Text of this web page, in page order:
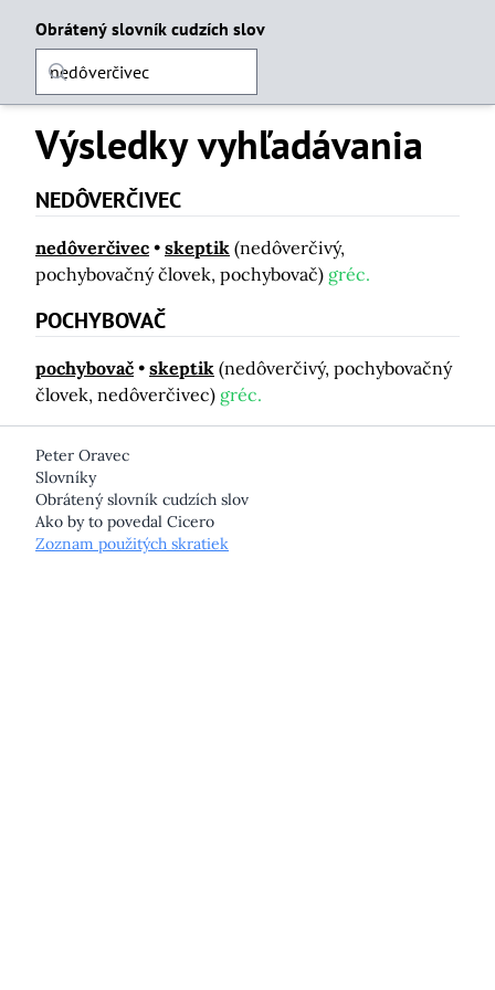
Obrátený slovník cudzích slov
Výsledky vyhľadávania
NEDÔVERČIVEC
nedôverčivec skeptik (nedôverčivý,
pochybovačný človek, pochybovač) gréc.
POCHYBOVAČ
pochybovač skeptik (nedôverčivý, pochybovačný
človek, nedôverčivec) gréc.
Peter Oravec
Slovníky
Obrátený slovník cudzích slov
Ako by to povedal Cicero
Zoznam použitých skratiek